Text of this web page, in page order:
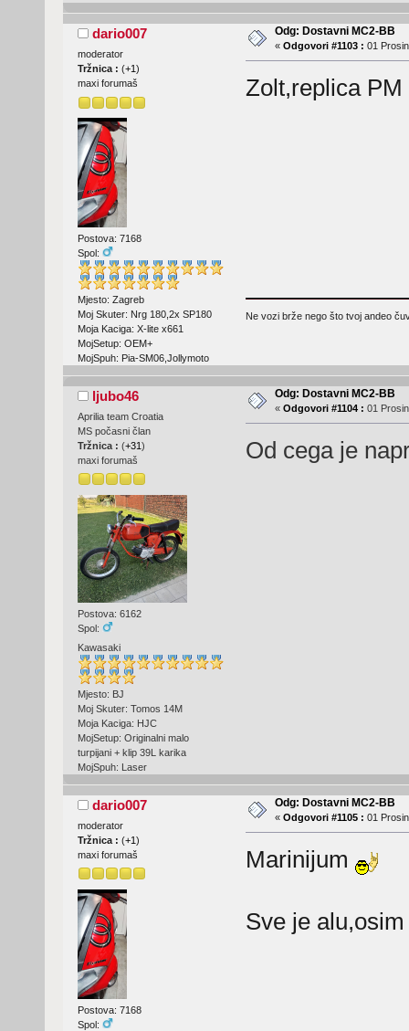
dario007
moderator
Tržnica : (+1)
maxi forumaš
Postova: 7168
Spol:
Mjesto: Zagreb
Moj Skuter: Nrg 180,2x SP180
Moja Kaciga: X-lite x661
MojSetup: OEM+
MojSpuh: Pia-SM06,Jollymoto
Odg: Dostavni MC2-BB
« Odgovori #1103 : 01
Zolt,replica PM
Ne vozi brže nego što tvoj andeo
ljubo46
Aprilia team Croatia
MS počasni član
Tržnica : (+31)
maxi forumaš
Postova: 6162
Spol:
Kawasaki
Mjesto: BJ
Moj Skuter: Tomos 14M
Moja Kaciga: HJC
MojSetup: Originalni malo
turpijani + klip 39L karika
MojSpuh: Laser
Odg: Dostavni MC2-BB
« Odgovori #1104 : 01
Od cega je
dario007
moderator
Tržnica : (+1)
maxi forumaš
Postova: 7168
Spol:
Odg: Dostavni MC2-BB
« Odgovori #1105 : 01
Marinijum
Sve je